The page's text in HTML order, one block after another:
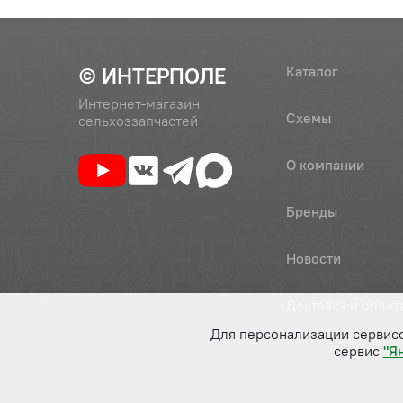
© ИНТЕРПОЛЕ
Интернет-магазин
сельхоззапчастей
Каталог
Схемы
О компании
Бренды
Новости
Для персонализации
сервис